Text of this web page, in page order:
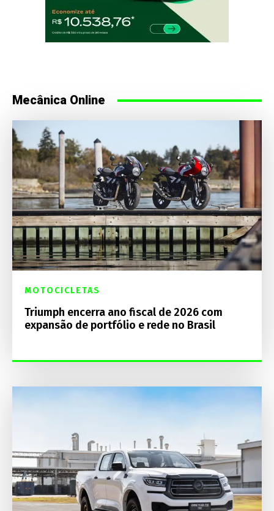
Mecânica Online
MOTOCICLETAS
Triumph encerra ano fiscal de 2026 com
expansão de portfólio e rede no Brasil